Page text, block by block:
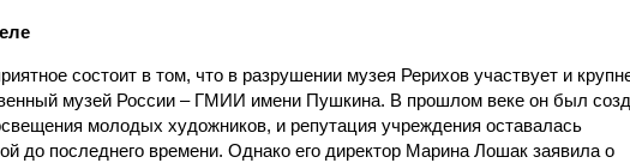
состоит в том, что в разрушении музея Рерихов участвует и
музей России – ГМИИ имени Пушкина. В прошлом веке он был
молодых художников, и репутация учреждения оставалась
до последнего времени. Однако его директор Марина Лошак заявила о